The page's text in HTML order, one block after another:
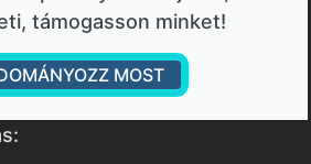
támogasson minket!
MOST